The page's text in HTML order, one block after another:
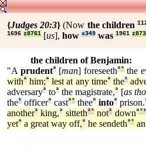
{Judges 20:3} (Now the children
1696 z8761 [us], how x349 was 1961
the children of Benjamin:
"A prudentª[man] foreseethª°the
withª him;ª lest at any timeª the¹
adversaryª toª the magistrate,ª [as
the¹ officerª castª° theeª intoª prison.
anotherª king,ª sitteth²°not² downª°¹
yetª a great way off,ª he sendethª°